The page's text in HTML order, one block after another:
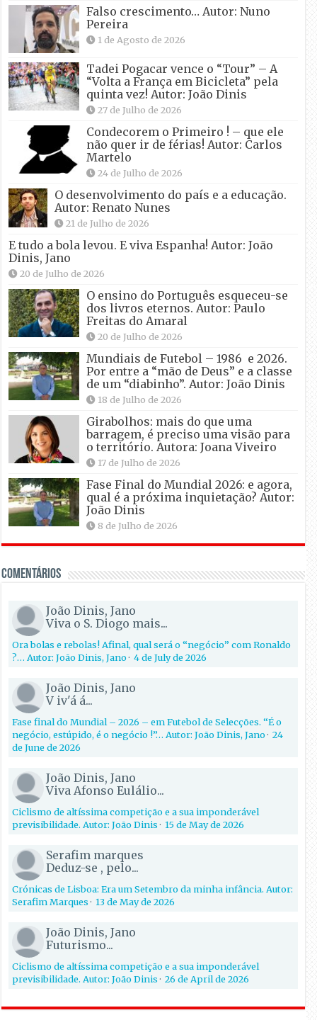
Falso crescimento… Autor: Nuno
Pereira
1 de Agosto de 2026
Tadei Pogacar vence o “Tour” – A
“Volta a França em Bicicleta” pela
quinta vez! Autor: João Dinis
27 de Julho de 2026
Condecorem o Primeiro ! – que ele
não quer ir de férias! Autor: Carlos
Martelo
24 de Julho de 2026
O desenvolvimento do país e a educação.
Autor: Renato Nunes
21 de Julho de 2026
E tudo a bola levou. E viva Espanha! Autor: João
Dinis, Jano
20 de Julho de 2026
O ensino do Português esqueceu-se
dos livros eternos. Autor: Paulo
Freitas do Amaral
20 de Julho de 2026
Mundiais de Futebol – 1986 e 2026.
Por entre a “mão de Deus” e a classe
de um “diabinho”. Autor: João Dinis
18 de Julho de 2026
Girabolhos: mais do que uma
barragem, é preciso uma visão para
o território. Autora: Joana Viveiro
17 de Julho de 2026
Fase Final do Mundial 2026: e agora,
qual é a próxima inquietação? Autor:
João Dinis
8 de Julho de 2026
Comentários
João Dinis, Jano
Viva o S. Diogo mais...
Ora bolas e rebolas! Afinal, qual será o “negócio” com Ronaldo
?… Autor: João Dinis, Jano·4 de July de 2026
João Dinis, Jano
V iv'á á...
Fase final do Mundial – 2026 – em Futebol de Selecções. “É o
negócio, estúpido, é o negócio !”… Autor: João Dinis, Jano·24
de June de 2026
João Dinis, Jano
Viva Afonso Eulálio...
Ciclismo de altíssima competição e a sua imponderável
previsibilidade. Autor: João Dinis·15 de May de 2026
Serafim marques
Deduz-se , pelo...
Crónicas de Lisboa: Era um Setembro da minha infância. Autor:
Serafim Marques·13 de May de 2026
João Dinis, Jano
Futurismo...
Ciclismo de altíssima competição e a sua imponderável
previsibilidade. Autor: João Dinis·26 de April de 2026